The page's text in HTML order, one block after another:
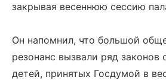
закрывая весеннюю сессию
Он напомнил, что большой
резонанс вызвали ряд законов
детей, принятых Госдумой в